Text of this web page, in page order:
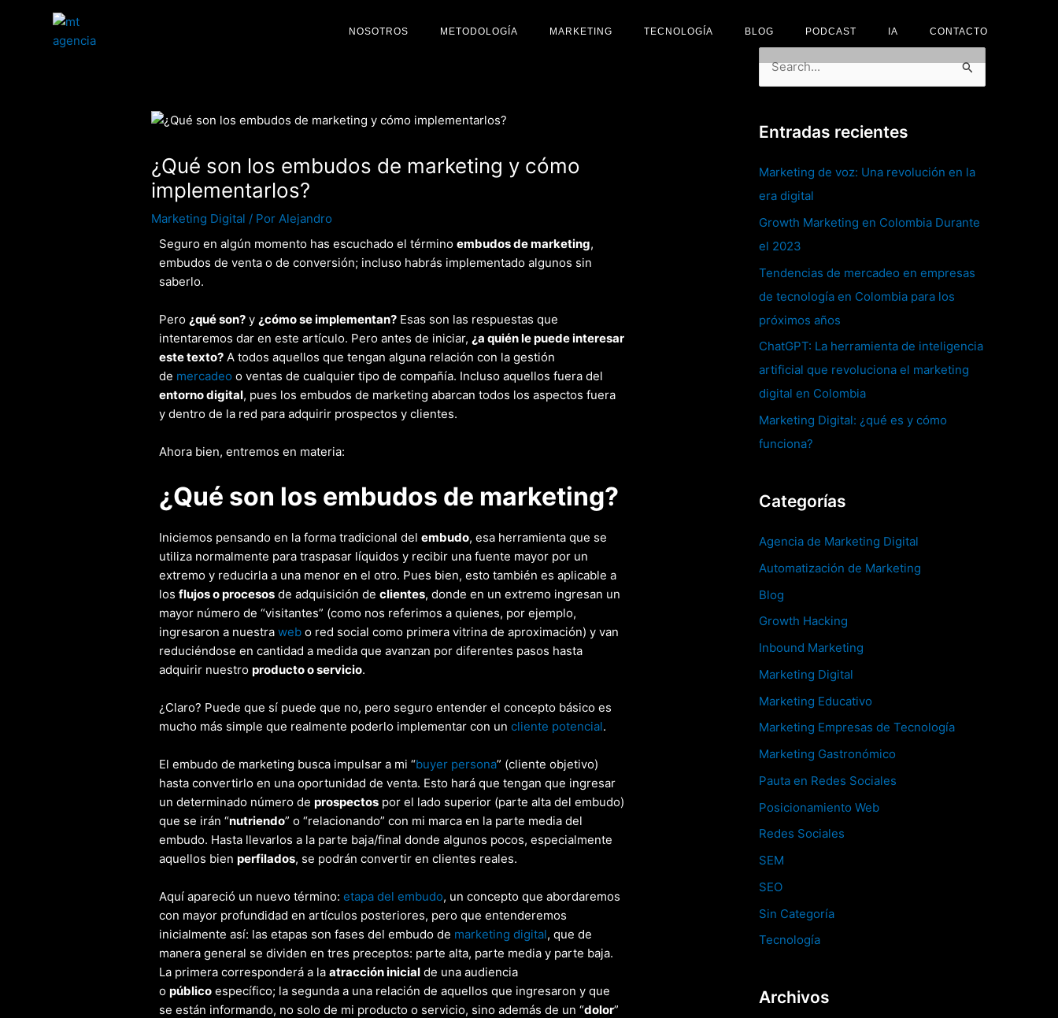
contenido
NOSOTROS METODOLOGÍA MARKETING TECNOLOGÍA BLOG PODCAST IA CONTACTO
¿Qué son los embudos de marketing y cómo
implementarlos?
Marketing Digital / PorAlejandro
Seguro en algún momento has escuchado el términoembudos de marketing,
embudos de venta o de conversión; incluso habrás implementado algunos sin
saberlo.
Pero¿qué son? y¿cómo se implementan? Esas son las respuestas que
intentaremos dar en este artículo. Pero antes de iniciar,¿a quién le puede interesar
este texto? A todos aquellos que tengan alguna relación con la gestión
de mercadeo o ventas de cualquier tipo de compañía. Incluso aquellos fuera del
entorno digital, pues los embudos de marketing abarcan todos los aspectos fuera
y dentro de la red para adquirir prospectos y clientes.
Ahora bien, entremos en materia:
¿Qué son los embudos de marketing?
Iniciemos pensando en la forma tradicional delembudo, esa herramienta que se
utiliza normalmente para traspasar líquidos y recibir una fuente mayor por un
extremo y reducirla a una menor en el otro. Pues bien, esto también es aplicable a
losflujos o procesos de adquisición declientes, donde en un extremo ingresan un
mayor número de “visitantes” (como nos referimos a quienes, por ejemplo,
ingresaron a nuestraweb o red social como primera vitrina de aproximación) y van
reduciéndose en cantidad a medida que avanzan por diferentes pasos hasta
adquirir nuestroproducto o servicio.
¿Claro? Puede que sí puede que no, pero seguro entender el concepto básico es
mucho más simple que realmente poderlo implementar con uncliente potencial.
El embudo de marketing busca impulsar a mi “buyer persona” (cliente objetivo)
hasta convertirlo en una oportunidad de venta. Esto hará que tengan que ingresar
un determinado número deprospectos por el lado superior (parte alta del embudo)
que se irán “nutriendo” o “relacionando” con mi marca en la parte media del
embudo. Hasta llevarlos a la parte baja/final donde algunos pocos, especialmente
aquellos bienperfilados, se podrán convertir en clientes reales.
Aquí apareció un nuevo término:etapa del embudo, un concepto que abordaremos
con mayor profundidad en artículos posteriores, pero que entenderemos
inicialmente así: las etapas son fases del embudo de marketing digital, que de
manera general se dividen en tres preceptos: parte alta, parte media y parte baja.
La primera corresponderá a laatracción inicial de una audiencia
opúblico específico; la segunda a una relación de aquellos que ingresaron y que
se están informando, no solo de mi producto o servicio, sino además de un “dolor”
navigation
c
a
Entradas recientes
Marketing de voz: Una revolución en la
era digital
Growth Marketing en Colombia Durante
el 2023
Tendencias de mercadeo en empresas
de tecnología en Colombia para los
próximos años
ChatGPT: La herramienta de inteligencia
artificial que revoluciona el marketing
digital en Colombia
Marketing Digital: ¿qué es y cómo
funciona?
Categorías
Agencia de Marketing Digital
Automatización de Marketing
Blog
Growth Hacking
Inbound Marketing
Marketing Digital
Marketing Educativo
Marketing Empresas de Tecnología
Marketing Gastronómico
Pauta en Redes Sociales
Posicionamiento Web
Redes Sociales
SEM
SEO
Sin Categoría
Tecnología
Archivos